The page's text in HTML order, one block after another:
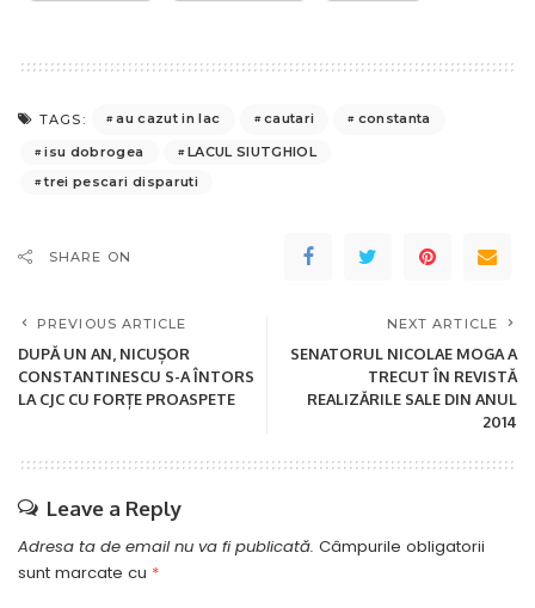
TAGS: au cazut in lac cautari
constanta
isu dobrogea
LACUL SIUTGHIOL
trei pescari disparuti
SHARE ON
PREVIOUS ARTICLE
DUPĂ UN AN, NICUȘOR
CONSTANTINESCU S-A ÎNTORS
LA CJC CU FORȚE PROASPETE
NEXT ARTICLE
SENATORUL NICOLAE MOGA A
TRECUT ÎN REVISTĂ
REALIZĂRILE SALE DIN ANUL
2014
Leave a Reply
Adresa ta de email nu va fi publicată. Câmpurile obligatorii
sunt marcate cu *